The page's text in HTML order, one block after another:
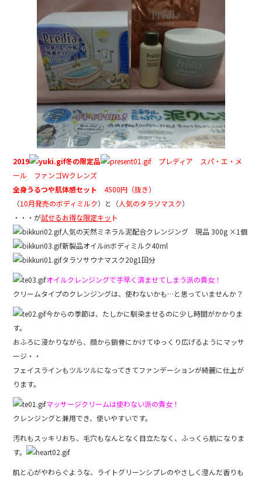
k
2019 冬の限定品
プレディア スパ・エ・メ
ール ファンゴＷクレンズ
全身うるつや肌体感セット 4500円（抜き）
（10月発売のボディミルク）と（人気のタラソマスク）
・・・が試せるお得な限定キッ ト
人気の天然ミネラル泥配合クレンジング 現品 300g ×1個
新製品オイルinボディミルク40ml
タラソサウナマスク20g1回分
オイルクレンジングで手早く済ませてしまう派の貴女！
クリームタイプのクレンジングは、使わないかも…と思っていませんか？
今からの季節は、たしかに馴染ませるのに少し時間がかかりま
す。
おふろに浸かりながら、顔から鎖骨にかけてゆっくり広げるようにマッサ
ージ・・
フェイスラインもツルツルになってきてファンデーションが綺麗に仕上が
ります。
マッサージクリームは使わない派の貴女！
クレンジングと兼用でき、使いやすいです。
汚れもスッキリおち、毛穴もなんとなく目立たなく、ふっくら肌になりま
す。
肌と心がやわらぐような、ライトグリーンシプレのやさしく澄んだ香りも